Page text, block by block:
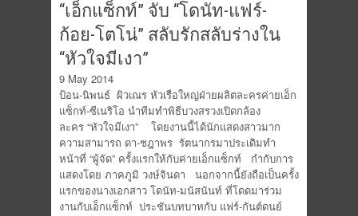
“เอ็กแซ็กท์” จับ “โดนัท-แฟร์-
ก้อย-โตโน่” สลับรักสลับร่างใน
“หัวใจมีเงา”
9 May 2014
ป้อน-นิพนธ์ ผิวเณร หัวเรือใหญ่ฝ่ายผลิตละครค่ายเอ็ก
แซ็กท์-ซีเนริโอ นำทีมทำพิธีบวงสรวงเปิดกล้อง
ละคร “หัวใจมีเงา” โดยงานนี้ได้นักแสดงสาวมาก
ความสามารถ ดา-ชฎาพร รัตนากรมาประเดิมทำ
หน้าที่ “ผู้จัด” ครั้งแรกให้กับค่ายเอ็กแซ็กท์ กำกับการ
แสดงโดย ภาคภูมิ วงษ์จินดา นอกจากนี้ยังถือเป็นครั้ง
แรกของนางเอกสาว โดนัท-มนัสนันท์ ที่โดดมาร่วม
งานกับเอ็กแซ็กท์ ประชันบทบาทกับ แฟร์-กันต์ดนย์